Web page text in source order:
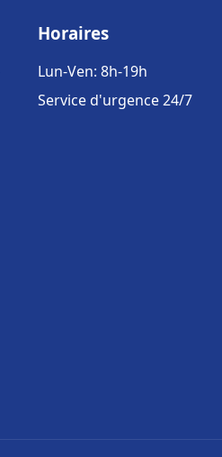
Horaires
Lun-Ven: 8h-19h
Service d'urgence 24/7